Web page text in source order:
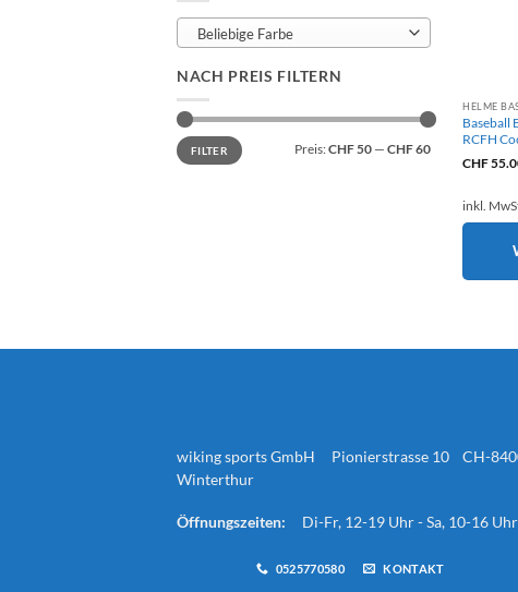
Beliebige Farbe
NACH PREIS FILTERN
Min.
Preis
Max.
PreisFILTER Preis:CHF 50— CHF 60
HELME
Baseball
RCFH
CHF
inkl.
wiking sports GmbH Pionierstrasse 10 CH-
Winterthur
Öffnungszeiten: Di-Fr, 12-19 Uhr - Sa, 10-16 Uhr
0525770580 KONTAKT